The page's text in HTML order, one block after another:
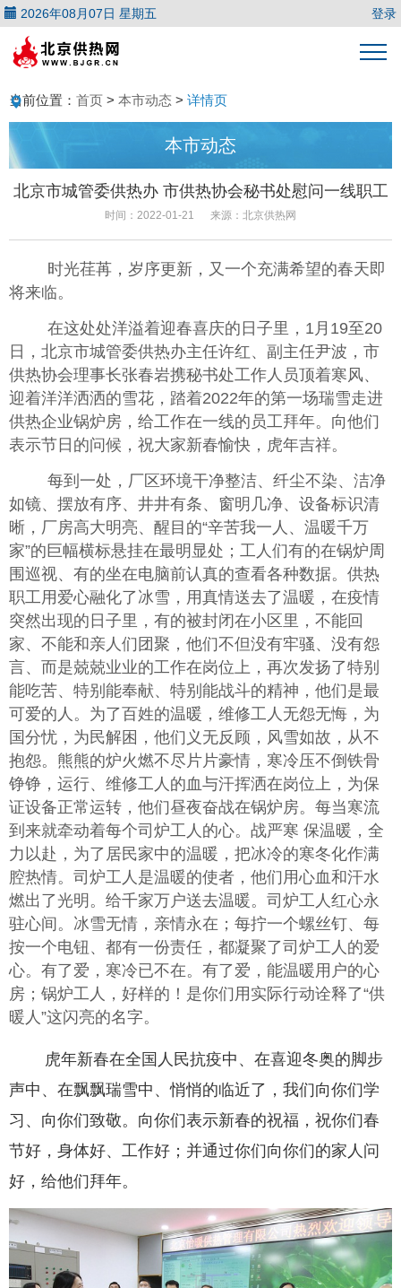
2026年08月07日 星期五 登录
当前位置： 首页 > 本市动态 > 详情页
本市动态
北京市城管委供热办 市供热协会秘书处慰问一线职工
时间：2022-01-21 来源：北京供热网
时光荏苒，岁序更新，又一个充满希望的春天即
将来临。
在这处处洋溢着迎春喜庆的日子里， 1 月 19至20
日，北京市城管委供热办主任许红、副主任尹波，市
供热协会理事长张春岩携秘书处工作人员顶着寒风、
迎着洋洋洒洒的雪花，踏着2022年的第一场瑞雪走进
供热企业锅炉房，给工作在一线的员工拜年。向他们
表示节日的问候，祝大家新春愉快，虎年吉祥。
每到一处，厂区环境干净整洁、纤尘不染、洁净
如镜、摆放有序、井井有条、窗明几净、设备标识清
晰，厂房高大明亮、醒目的“辛苦我一人、温暖千万
家”的巨幅横标悬挂在最明显处；工人们有的在锅炉周
围巡视、有的坐在电脑前认真的查看各种数据。供热
职工用爱心融化了冰雪，用真情送去了温暖，在疫情
突然出现的日子里，有的被封闭在小区里，不能回
家、不能和亲人们团聚，他们不但没有牢骚、没有怨
言、而是兢兢业业的工作在岗位上，再次发扬了特别
能吃苦、特别能奉献、特别能战斗的精神，他们是最
可爱的人。为了百姓的温暖，维修工人无怨无悔，为
国分忧，为民解困，他们义无反顾，风雪如故，从不
抱怨。熊熊的炉火燃不尽片片豪情，寒冷压不倒铁骨
铮铮，运行、维修工人的血与汗挥洒在岗位上，为保
证设备正常运转，他们昼夜奋战在锅炉房。每当寒流
到来就牵动着每个司炉工人的心。战严寒 保温暖，全
力以赴，为了居民家中的温暖，把冰冷的寒冬化作满
腔热情。司炉工人是温暖的使者，他们用心血和汗水
燃出了光明。给千家万户送去温暖。司炉工人红心永
驻心间。冰雪无情，亲情永在；每拧一个螺丝钉、每
按一个电钮、都有一份责任，都凝聚了司炉工人的爱
心。有了爱，寒冷已不在。有了爱，能温暖用户的心
房；锅炉工人，好样的！是你们用实际行动诠释了“供
暖人”这闪亮的名字。
虎年新春在全国人民抗疫中、在喜迎冬奥的脚步
声中、在飘飘瑞雪中、悄悄的临近了，我们向你们学
习、向你们致敬。向你们表示新春的祝福，祝你们春
节好，身体好、工作好；并通过你们向你们的家人问
好，给他们拜年。